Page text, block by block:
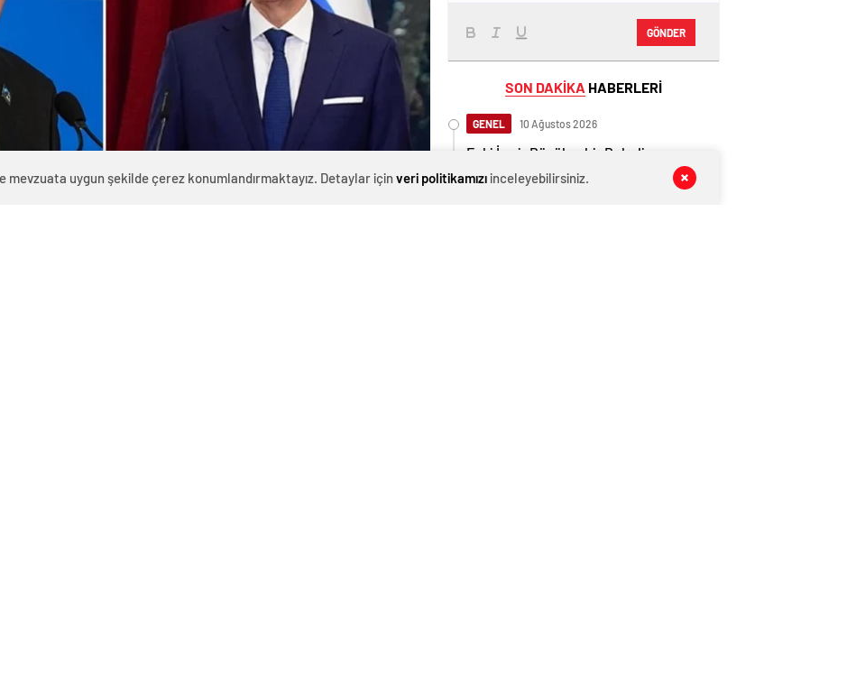
GÖNDER
SON DAKİKA HABERLERİ
GENEL 10 Ağustos 2026
Eski İzmir Büyükşehir Belediye
Başkanı Tunç Soyer gözaltına alındı
mevzuata uygun şekilde çerez konumlandırmaktayız. Detaylar için veri politikamızıinceleyebilirsiniz.